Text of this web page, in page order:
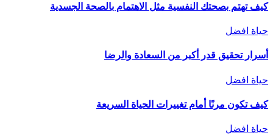
كيف تهتم بصحتك النفسية مثل الاهتمام بالصحة الجسدية
حياة افضل
أسرار تحقيق قدر أكبر من السعادة والرضا
حياة افضل
كيف تكون مرنًا أمام تغييرات الحياة السريعة
حياة افضل